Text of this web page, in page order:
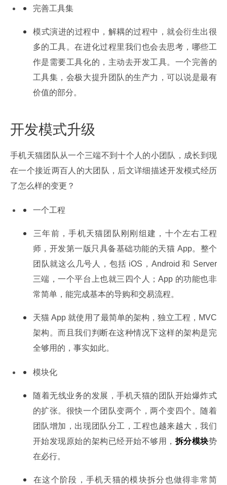
完善工具集
模式演进的过程中，解耦的过程中，就会衍生出很
多的工具。在进化过程里我们也会去思考，哪些工
作是需要工具化的，主动去开发工具。一个完善的
工具集，会极大提升团队的生产力，可以说是最有
价值的部分。
开发模式升级
手机天猫团队从一个三端不到十个人的小团队，成长到现
在一个接近两百人的大团队，后文详细描述开发模式经历
了怎么样的变更？
一个工程
三年前，手机天猫团队刚刚组建，十个左右工程
师，开发第一版只具备基础功能的天猫 App。整个
团队就这么几号人，包括 iOS，Android 和 Server
三端，一个平台上也就三四个人；App 的功能也非
常简单，能完成基本的导购和交易流程。
天猫 App 就使用了最简单的架构，独立工程，MVC
架构。而且我们判断在这种情况下这样的架构是完
全够用的，事实如此。
模块化
随着无线业务的发展，手机天猫的团队开始爆炸式
的扩张。很快一个团队变两个，两个变四个。随着
团队增加，出现团队分工，工程也越来越大，我们
开始发现原始的架构已经开始不够用， 拆分模块势
在必行。
在这个阶段，手机天猫的模块拆分也做得非常简